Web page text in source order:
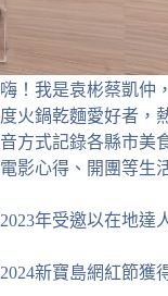
嗨！我是袁彬蔡凱仲
度火鍋乾麵愛好者，
音方式記錄各縣市美
電影心得、開團等生
2023年受邀以在地達
2024新寶島網紅節獲